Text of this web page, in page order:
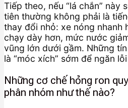
Tiếp theo, nếu “lá chắn” này
tiên thường không phải là
thay đổi nhỏ: xe nóng nhanh
chạy dày hơn, mức nước
vũng lớn dưới gầm. Những
là “móc xích” sớm để ngăn
Những cơ chế hỏng ron
phân nhóm như thế nào?